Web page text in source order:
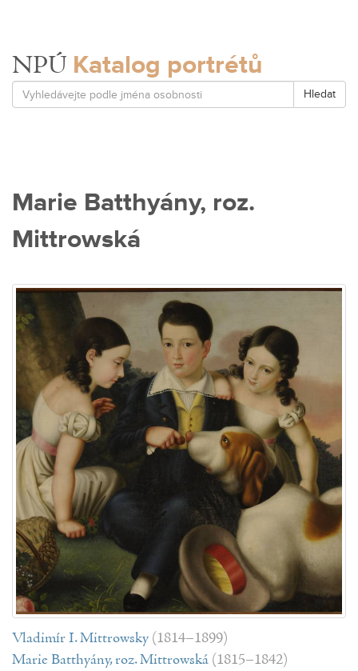
NPÚ Katalog portrétů
Hledat
Marie Batthyány, roz.
Mittrowská
Vladimír I. Mittrowsky (1814–1899)
Marie Batthyány, roz. Mittrowská (1815–1842)